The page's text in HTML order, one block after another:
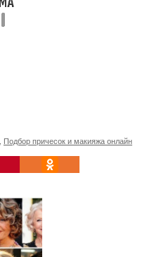
Подбор причесок и макияжа онлайн